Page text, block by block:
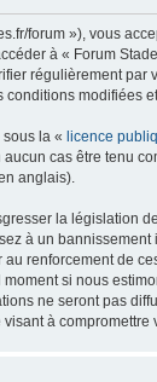
forum »), vous
à « Forum
régulièrement par
modifiées
la « licence
cas être tenu
anglais).
la législation
à un
renforcement de
si nous
ne seront pas
à compromettre